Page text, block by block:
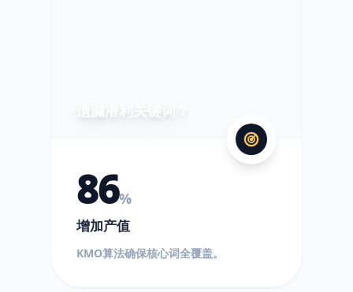
遗漏潜利关键词？
86%
增加产值
KMO算法确保核心词全覆盖。
!